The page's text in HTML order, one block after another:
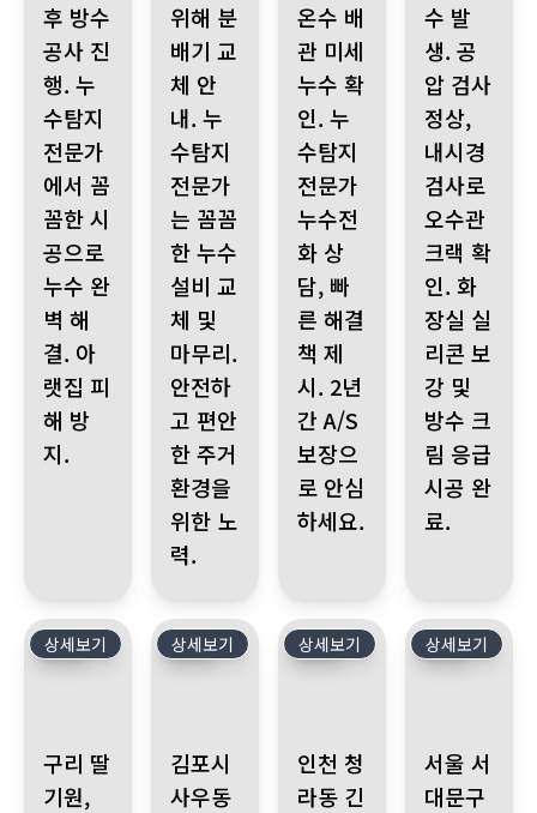
후 방수
공사 진
행. 누
수탐지
전문가
에서 꼼
꼼한 시
공으로
누수 완
벽 해
결. 아
랫집 피
해 방
지.
위해 분
배기 교
체 안
내. 누
수탐지
전문가
는 꼼꼼
한 누수
설비 교
체 및
마무리.
안전하
고 편안
한 주거
환경을
위한 노
력.
온수 배
관 미세
누수 확
인. 누
수탐지
전문가
누수전
화 상
담, 빠
른 해결
책 제
시. 2년
간 A/S
보장으
로 안심
하세요.
수 발
생. 공
압 검사
정상,
내시경
검사로
오수관
크랙 확
인. 화
장실 실
리콘 보
강 및
방수 크
림 응급
시공 완
료.
494
상세보기
구리 딸
기원,
493
상세보기
김포시
사우동
492
상세보기
인천 청
라동 긴
491
상세보기
서울 서
대문구